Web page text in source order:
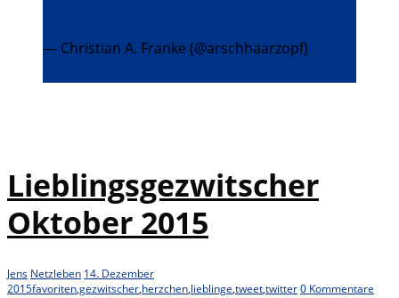
— Christian A. Franke (@arschhaarzopf)
Lieblingsgezwitscher
Oktober 2015
Jens Netzleben 14. Dezember
2015favoriten,gezwitscher,herzchen,lieblinge,tweet,twitter0 Kommentare